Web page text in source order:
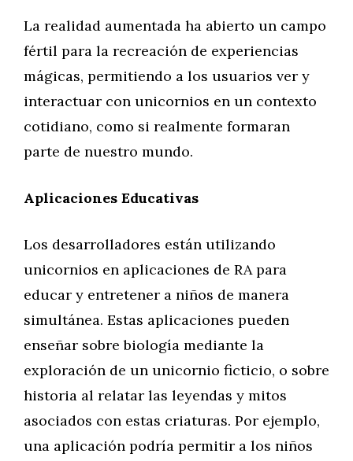
La realidad aumentada ha abierto un campo
fértil para la recreación de experiencias
mágicas, permitiendo a los usuarios ver y
interactuar con unicornios en un contexto
cotidiano, como si realmente formaran
parte de nuestro mundo.
Aplicaciones Educativas
Los desarrolladores están utilizando
unicornios en aplicaciones de RA para
educar y entretener a niños de manera
simultánea. Estas aplicaciones pueden
enseñar sobre biología mediante la
exploración de un unicornio ficticio, o sobre
historia al relatar las leyendas y mitos
asociados con estas criaturas. Por ejemplo,
una aplicación podría permitir a los niños